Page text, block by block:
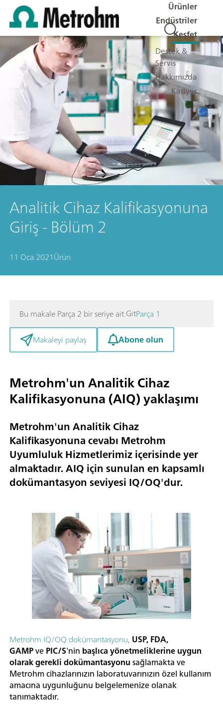
Ürünler
Endüstriler
Keşfet
Destek &
Servis
Hakkımızda
Kariyer
Analitik Cihaz Kalifikasyonuna
Giriş - Bölüm 2
11 Oca 2021Ürün
Bu makale Parça 2 bir seriye ait.GitParça 1
Makaleyi paylaş
Abone olun
Metrohm'un Analitik Cihaz
Kalifikasyonuna (AIQ) yaklaşımı
Metrohm'un Analitik Cihaz
Kalifikasyonuna cevabı Metrohm
Uyumluluk Hizmetlerimiz içerisinde yer
almaktadır. AIQ için sunulan en kapsamlı
dokümantasyon seviyesi IQ/OQ'dur.
Metrohm IQ/OQ dokümantasyonu, USP, FDA,
GAMPvePIC/S'nin başlıca yönetmeliklerine uygun
olarak gerekli dokümantasyonusağlamakta ve
Metrohm cihazlarınızın laboratuvarınızın özel kullanım
amacına uygunluğunu belgelemenize olanak
tanımaktadır.